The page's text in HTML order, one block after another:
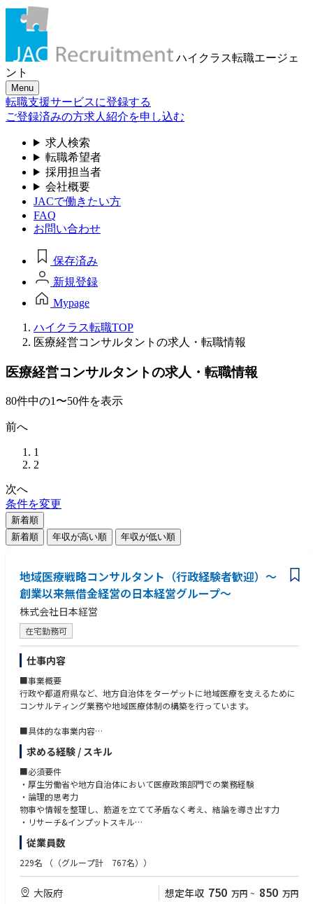
ハイクラス転職エージェ
ント
Menu
転職支援サービスに登録する
ご登録済みの方求人紹介を申し込む
求人検索
転職希望者
採用担当者
会社概要
JACで働きたい方
FAQ
お問い合わせ
保存済み
新規登録
Mypage
ハイクラス転職TOP
医療経営コンサルタントの求人・転職情報
医療経営コンサルタントの求人・転職情報
80件中の1〜50件を表示
前へ
1
2
次へ
条件を変更
新着順
新着順
年収が高い順 年収が低い順
地域医療戦略コンサルタント（行政経験者歓迎）～
創業以来無借金経営の日本経営グループ～
株式会社日本経営
在宅勤務可
仕事内容
■事業概要
行政や都道府県など、地方自治体をターゲットに地域医療を支えるために
コンサルティング業務や地域医療体制の構築を行っています。
■具体的な事業内容
・地域医療構想の推進、体制構築
・医療ビックデータの調査、分析・医療機能の再編、連携、分化
・行政、厚労省へのアドバイザリー・地域医療構想に関する各種講演
■事業部の強み
当事業部では、全国半数超の自治体で全国シェアトップクラスの実績を強
みに、行政や病院と協働。経営や財務など多角的な視点から、地域医療の
貫で支援できる総合力が強みです。
■組織構成
・データ分析チーム
求める経験 / スキル
■必須要件
・厚生労働省や地方自治体において医療政策部門での業務経験
・論理的思考力
物事や情報を整理し、筋道を立てて矛盾なく考え、結論を導き出す力
・リサーチ&インプットスキル
社会情勢や市場感など自ら必要な情報を取りに行き、自身の職務に活かし
た経験
・企画構想と遂行力
行できた経験
従業員数
229名 （（グループ計 767名））
大阪府 想定年収 750 万円 ~ 850 万円